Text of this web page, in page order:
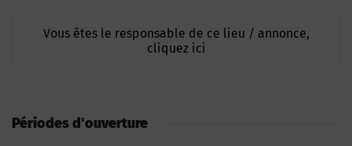
Vous êtes le responsable de ce lieu / annonce,
cliquez ici
Périodes d'ouverture